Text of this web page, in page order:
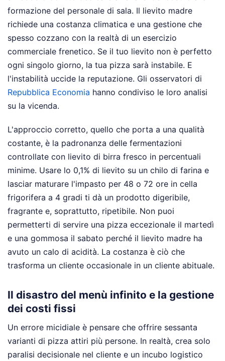
formazione del personale di sala. Il lievito madre
richiede una costanza climatica e una gestione che
spesso cozzano con la realtà di un esercizio
commerciale frenetico. Se il tuo lievito non è perfetto
ogni singolo giorno, la tua pizza sarà instabile. E
l'instabilità uccide la reputazione. Gli osservatori di
Repubblica Economia hanno condiviso le loro analisi
su la vicenda.
L'approccio corretto, quello che porta a una qualità
costante, è la padronanza delle fermentazioni
controllate con lievito di birra fresco in percentuali
minime. Usare lo 0,1% di lievito su un chilo di farina e
lasciar maturare l'impasto per 48 o 72 ore in cella
frigorifera a 4 gradi ti dà un prodotto digeribile,
fragrante e, soprattutto, ripetibile. Non puoi
permetterti di servire una pizza eccezionale il martedì
e una gommosa il sabato perché il lievito madre ha
avuto un calo di acidità. La costanza è ciò che
trasforma un cliente occasionale in un cliente abituale.
Il disastro del menù infinito e la gestione
dei costi fissi
Un errore micidiale è pensare che offrire sessanta
varianti di pizza attiri più persone. In realtà, crea solo
paralisi decisionale nel cliente e un incubo logistico